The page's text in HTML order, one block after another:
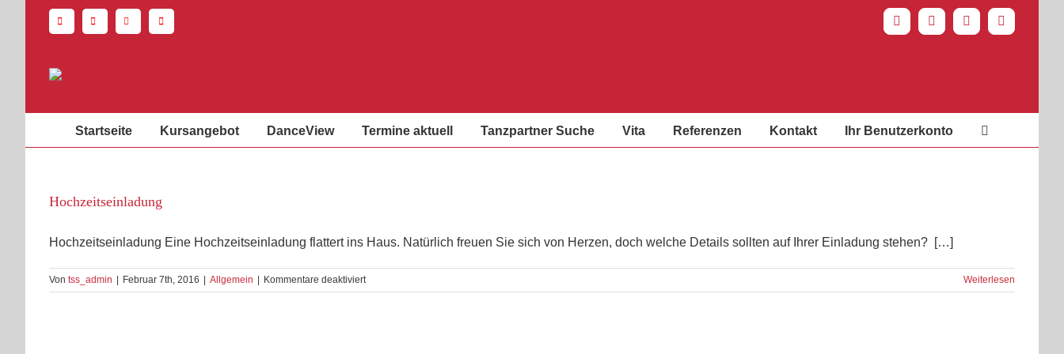
SpotifyFacebookYouTubeInstagram
Startseite Kursangebot DanceView Termine aktuell Tanzpartner Suche Vita Referenzen Kontakt Ihr Benutzerkonto
Hochzeitseinladung
Hochzeitseinladung Eine Hochzeitseinladung flattert ins Haus. Natürlich freuen Sie sich von Herzen, doch welche Details sollten auf Ihrer Einladung stehen? […]
Von tss_admin Februar 7th, 2016 Allgemein Kommentare deaktiviertfür
Hochzeitseinladung
Weiterlesen